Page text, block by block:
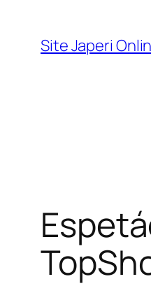
Site Japeri